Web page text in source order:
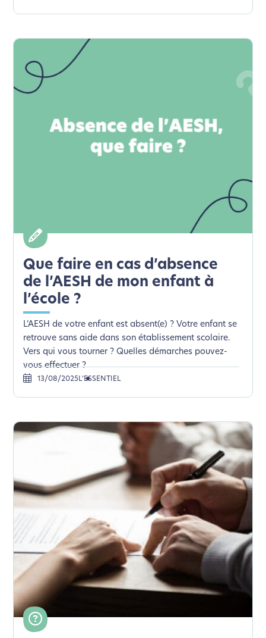
Que faire en cas d’absence
de l’AESH de mon enfant à
l’école ?
L’AESH de votre enfant est absent(e) ? Votre enfant se
retrouve sans aide dans son établissement scolaire.
Vers qui vous tourner ? Quelles démarches pouvez-
vous effectuer ?
13/08/2025L’ESSENTIEL